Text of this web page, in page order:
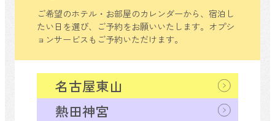
ご希望のホテル・お部屋のカレンダーから、 宿泊し
たい日を選び、ご予約をお願いいたします。 オプシ
ョンサービスもご予約いただけます。
熱田神宮
名古屋東山